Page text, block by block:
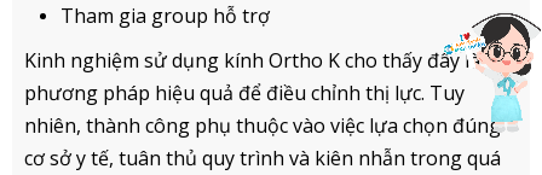
Tham gia group hỗ trợ
Kinh nghiệm sử dụng kính Ortho K cho thấy đây là
phương pháp hiệu quả để điều chỉnh thị lực. Tuy
nhiên, thành công phụ thuộc vào việc lựa chọn đúng
cơ sở y tế, tuân thủ quy trình và kiên nhẫn trong quá